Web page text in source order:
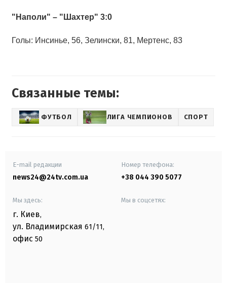
"Наполи" – "Шахтер" 3:0
Голы: Инсинье, 56, Зелински, 81, Мертенс, 83
Связанные темы:
ФУТБОЛ ЛИГА ЧЕМПИОНОВ СПОРТ
E-mail редакции
news24@24tv.com.ua
Номер телефона:
+38 044 390 5077
Мы здесь:
г. Киев,
ул. Владимирская 61/11,
офис 50
Мы в соцсетях: